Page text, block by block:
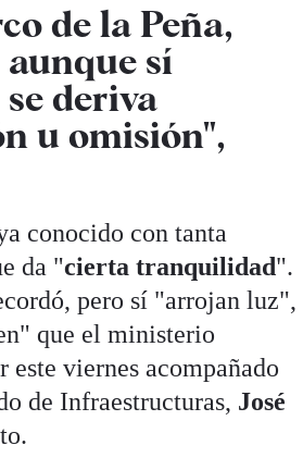
de la Peña,
sí
deriva
u omisión",
conocido con tanta
da "cierta tranquilidad".
pero sí "arrojan luz",
que el ministerio
este viernes acompañado
de Infraestructuras, José